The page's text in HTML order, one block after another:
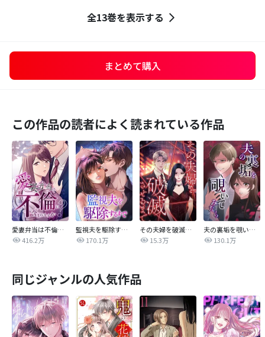
全13巻を表示する
まとめて購入
この作品の読者によく読まれている作品
愛妻弁当は不倫に含まれますか？
416.2万
監視夫を駆除するまで
170.1万
その夫婦を破滅させるまで
15.3万
夫の裏垢を覗いてみたら
130.1万
同じジャンルの人気作品